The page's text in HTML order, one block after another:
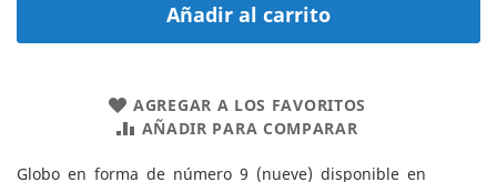
Añadir al carrito
AGREGAR A LOS FAVORITOS
AÑADIR PARA COMPARAR
Globo en forma de número 9 (nueve) disponible en